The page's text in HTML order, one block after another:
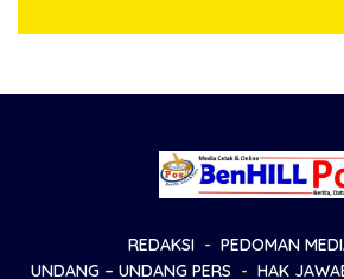
REDAKSI
PEDOMAN
UNDANG – UNDANG PERS
HAK